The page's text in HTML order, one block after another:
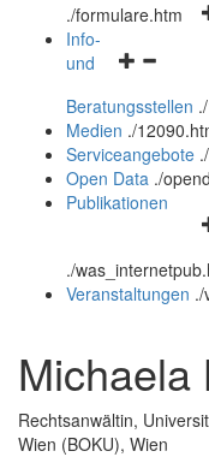
./formulare.htm
und
schließen
Info-
und
Beratungsstellen .
Medien ./
Serviceangebote .
Open Data ./
Publikationen
./
Veranstaltungen ./
Michaela
Rechtsanwältin,
Wien (BOKU), Wien